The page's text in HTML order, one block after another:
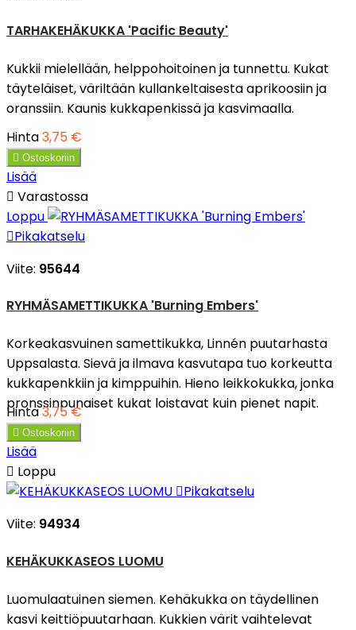
TARHAKEHÄKUKKA 'Pacific Beauty'
Kukkii mielellään, helppohoitoinen ja tunnettu. Kukat
täyteläiset, väriltään kullankeltaisesta aprikoosiin ja
oranssiin. Kaunis kukkapenkissä ja kasvimaalla.
Hinta3,75 €
 Ostoskoriin
Lisää
 Varastossa
Loppu
Pikakatselu
Viite: 95644
RYHMÄSAMETTIKUKKA 'Burning Embers'
Korkeakasvuinen samettikukka, Linnén puutarhasta
Uppsalasta. Sievä ja ilmava kasvutapa tuo korkeutta
kukkapenkkiin ja kimppuihin. Hieno leikkokukka, jonka
pronssinpunaiset kukat loistavat kuin pienet napit.
Hinta3,75 €
 Ostoskoriin
Lisää
 Loppu
Pikakatselu
Viite: 94934
KEHÄKUKKASEOS LUOMU
Luomulaatuinen siemen. Kehäkukka on täydellinen
kasvi keittiöpuutarhaan. Kukkien värit vaihtelevat